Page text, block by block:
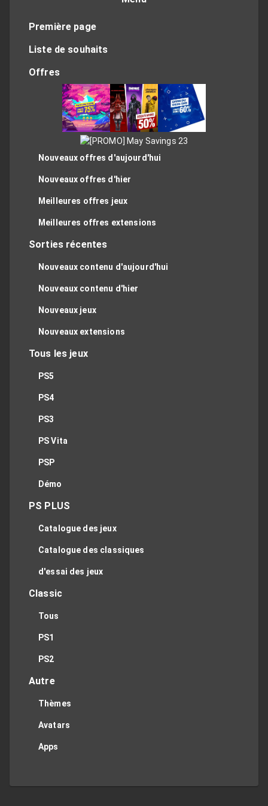
Première page
Liste de souhaits
Offres
Nouveaux offres d'aujourd'hui
Nouveaux offres d'hier
Meilleures offres jeux
Meilleures offres extensions
Sorties récentes
Nouveaux contenu d'aujourd'hui
Nouveaux contenu d'hier
Nouveaux jeux
Nouveaux extensions
Tous les jeux
PS5
PS4
PS3
PS Vita
PSP
Démo
PS PLUS
Catalogue des jeux
Catalogue des classiques
d'essai des jeux
Classic
Tous
PS1
PS2
Autre
Thèmes
Avatars
Apps